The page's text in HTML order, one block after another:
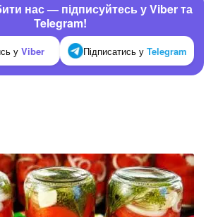
нас — підписуйтесь у Viber та
Telegram!
у Viber Підписатись у Telegram